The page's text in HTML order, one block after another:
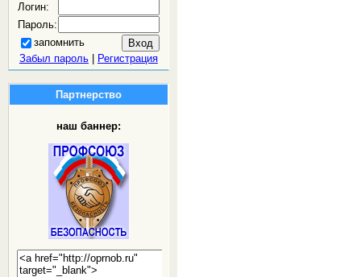
Логин:
Пароль:
запомнить
Забыл пароль| Регистрация
Партнерство
наш баннер: